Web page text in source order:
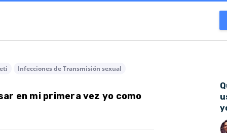
Infecciones de Transmisión sexual
en mi primera vez yo como